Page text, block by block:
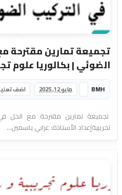
تجميعة تمارين مقترحة
الضوئي | بكالوريا علوم
BMH مايو 12, 2025 اضف
تجميعة تمارين مقترحة مع الحل في
تجريبيةإعداد الأستاذة: عرابي ياسمين...